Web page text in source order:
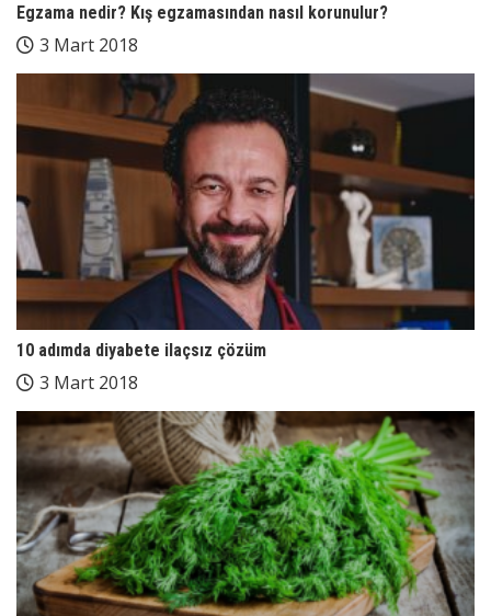
Egzama nedir? Kış egzamasından nasıl korunulur?
3 Mart 2018
10 adımda diyabete ilaçsız çözüm
3 Mart 2018